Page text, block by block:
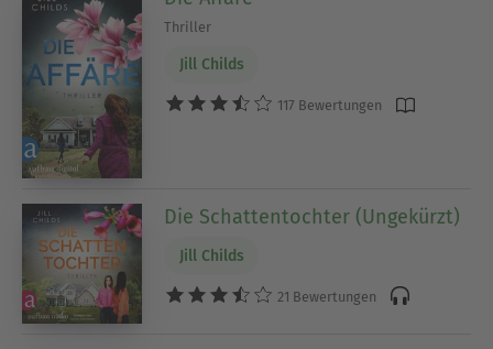
Thriller
Jill Childs
117 Bewertungen
Die Schattentochter (Ungekürzt)
Jill Childs
21 Bewertungen